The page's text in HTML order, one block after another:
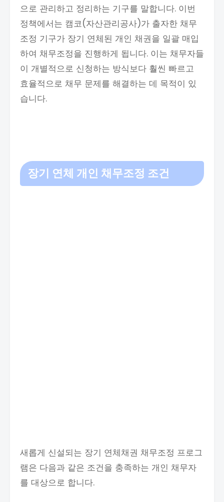
으로 관리하고 정리하는 기구를 말합니다. 이번
정책에서는 캠코(자산관리공사)가 출자한 채무
조정 기구가 장기 연체된 개인 채권을 일괄 매입
하여 채무조정을 진행하게 됩니다. 이는 채무자들
이 개별적으로 신청하는 방식보다 훨씬 빠르고
효율적으로 채무 문제를 해결하는 데 목적이 있
습니다.
장기 연체 개인 채무조정 조건
새롭게 신설되는 장기 연체채권 채무조정 프로그
램은 다음과 같은 조건을 충족하는 개인 채무자
를 대상으로 합니다.